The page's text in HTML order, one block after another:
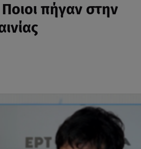
πήγαν στην